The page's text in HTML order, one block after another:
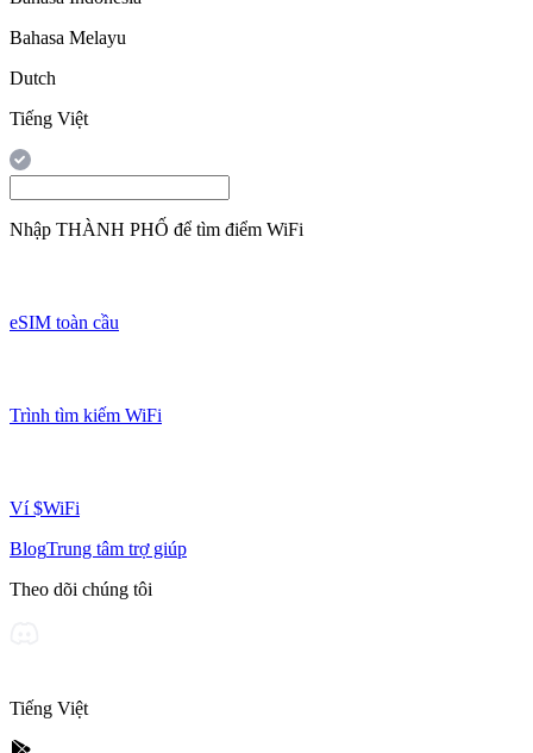
Bahasa Melayu
Dutch
Tiếng Việt
Nhập THÀNH PHỐ để tìm điểm WiFi
eSIM toàn cầu
Trình tìm kiếm WiFi
Ví $WiFi
BlogTrung tâm trợ giúp
Theo dõi chúng tôi
Tiếng Việt